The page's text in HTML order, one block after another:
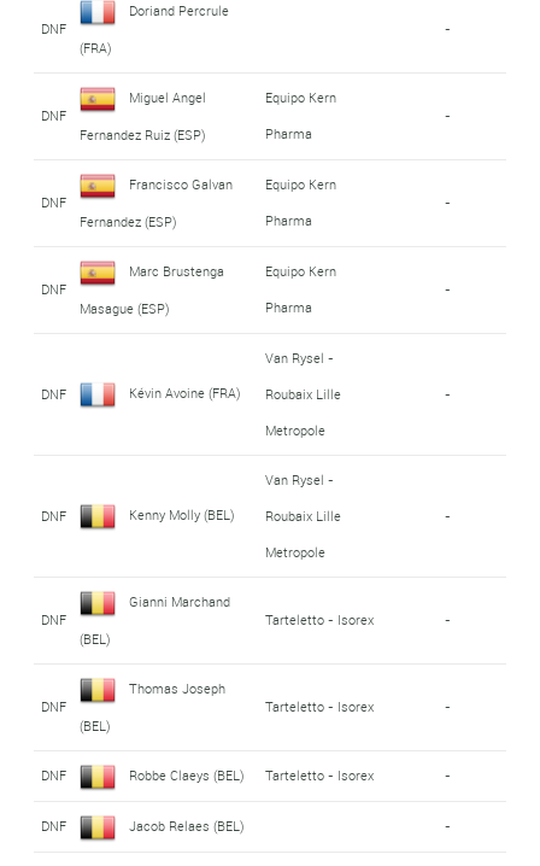
DNF
Doriand Percrule
(FRA)
-
DNF
Miguel Angel
Fernandez Ruiz (ESP)
Equipo Kern
Pharma
-
DNF
Francisco Galvan
Fernandez (ESP)
Equipo Kern
Pharma
-
DNF
Marc Brustenga
Masague (ESP)
Equipo Kern
Pharma
-
DNF Kévin Avoine (FRA)
Van Rysel -
Roubaix Lille
Metropole
-
DNF Kenny Molly (BEL)
Van Rysel -
Roubaix Lille
Metropole
-
DNF
Gianni Marchand
(BEL)
Tarteletto - Isorex -
DNF
Thomas Joseph
(BEL)
Tarteletto - Isorex -
DNF Robbe Claeys (BEL) Tarteletto - Isorex -
DNF Jacob Relaes (BEL) -